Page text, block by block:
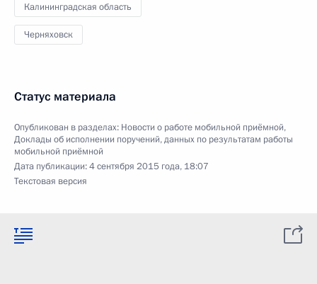
Калининградская область
Черняховск
Статус материала
Опубликован в разделах: Новости о работе мобильной приёмной,
Доклады об исполнении поручений, данных по результатам работы
мобильной приёмной
Дата публикации:4 сентября 2015 года, 18:07
Текстовая версия